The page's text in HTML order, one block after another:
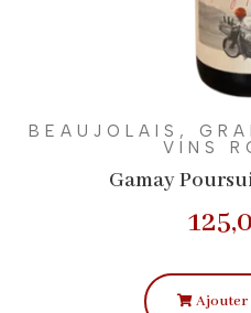
BEAUJOLAIS ,
VINS
Gamay
Ajouter